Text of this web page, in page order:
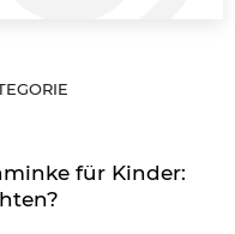
für Kinder: